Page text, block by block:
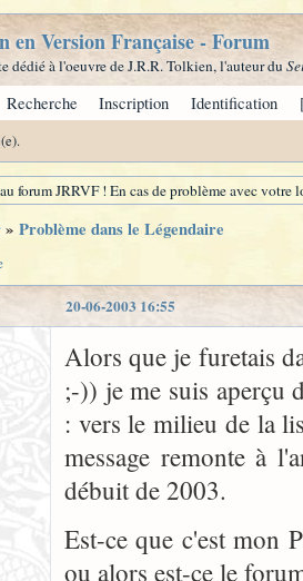
en Version Française - Forum
dédié à l'oeuvre de J.R.R. Tolkien, l'auteur du
Recherche Inscription Identification
forum JRRVF ! En cas de problème avec
» Problème dans le Légendaire
20-06-2003 16:55
Alors que je furetais
;-)) je me suis aperçu
: vers le milieu de la
message remonte à
débuit de 2003.
Est-ce que c'est mon
ou alors est-ce le